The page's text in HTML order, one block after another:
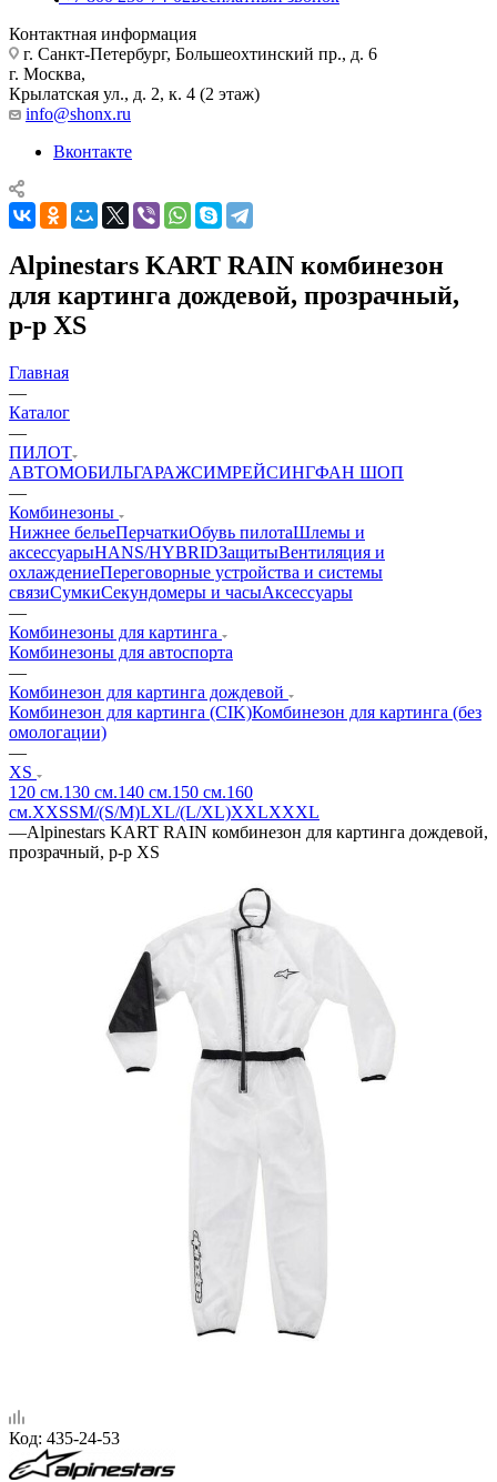
Контактная информация
г. Санкт-Петербург, Большеохтинский пр., д. 6
г. Москва,
Крылатская ул., д. 2, к. 4 (2 этаж)
info@shonx.ru
Вконтакте
Alpinestars KART RAIN комбинезон
для картинга дождевой, прозрачный,
р-р XS
Главная
—
Каталог
—
ПИЛОТ
АВТОМОБИЛЬГАРАЖСИМРЕЙСИНГФАН ШОП
—
Комбинезоны
Нижнее бельеПерчаткиОбувь пилотаШлемы и
аксессуарыHANS/HYBRIDЗащитыВентиляция и
охлаждениеПереговорные устройства и системы
связиСумкиСекундомеры и часыАксессуары
—
Комбинезоны для картинга
Комбинезоны для автоспорта
—
Комбинезон для картинга дождевой
Комбинезон для картинга (CIK)Комбинезон для картинга (без
омологации)
—
XS
120 см.130 см.140 см.150 см.160
см.XXSSM/(S/M)LXL/(L/XL)XXLXXXL
—Alpinestars KART RAIN комбинезон для картинга дождевой,
прозрачный, р-р XS
Код: 435-24-53